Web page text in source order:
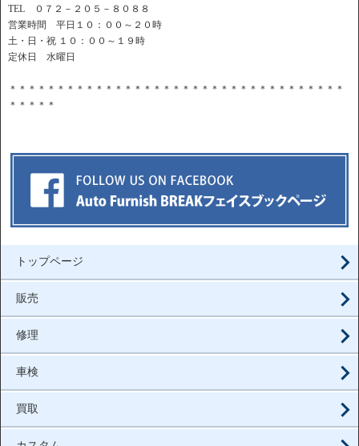
TEL ０７２－２０５－８０８８
営業時間 平日１０：００～２０時
土・日・祝 １０：００～１９時
定休日 水曜日
＊＊＊＊＊＊＊＊＊＊＊＊＊＊＊＊＊＊＊＊＊＊＊＊＊＊＊＊＊＊＊＊＊＊＊
＊＊＊＊＊
トップページ
販売
修理
車検
買取